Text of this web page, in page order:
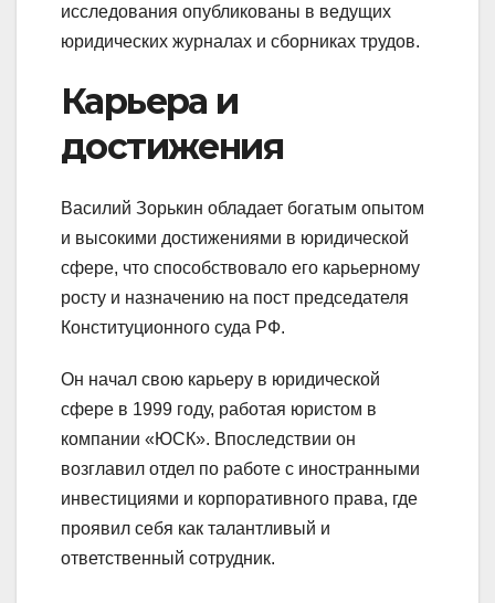
исследования опубликованы в ведущих
юридических журналах и сборниках трудов.
Карьера и
достижения
Василий Зорькин обладает богатым опытом
и высокими достижениями в юридической
сфере, что способствовало его карьерному
росту и назначению на пост председателя
Конституционного суда РФ.
Он начал свою карьеру в юридической
сфере в 1999 году, работая юристом в
компании «ЮСК». Впоследствии он
возглавил отдел по работе с иностранными
инвестициями и корпоративного права, где
проявил себя как талантливый и
ответственный сотрудник.